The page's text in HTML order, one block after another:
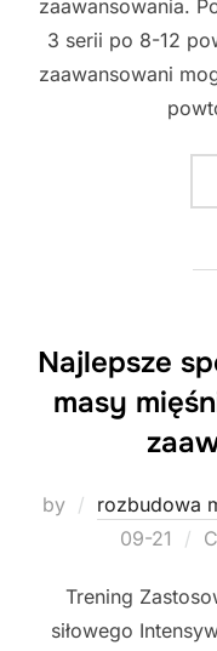
zaawansowania.
3 serii po 8-12
zaawansowani
Najlepsze
masy
by rozbudowa
09-21
Trening
siłowego